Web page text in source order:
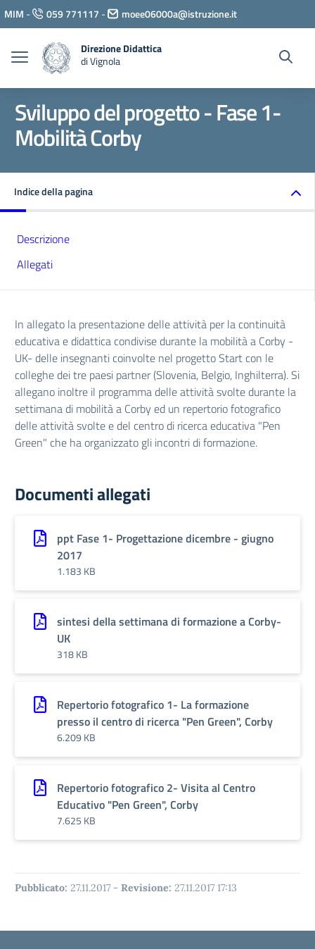
Vai ai contenuti
Vai al menu di navigazione
Vai al footer
MIM - 059 771117 - moee06000a@istruzione.it
Direzione Didattica
di Vignola
Sviluppo del progetto - Fase 1-
Mobilità Corby
Indice della pagina
Descrizione
Allegati
In allegato la presentazione delle attività per la continuità
educativa e didattica condivise durante la mobilità a Corby -
UK- delle insegnanti coinvolte nel progetto Start con le
colleghe dei tre paesi partner (Slovenia, Belgio, Inghilterra). Si
allegano inoltre il programma delle attività svolte durante la
settimana di mobilità a Corby ed un repertorio fotografico
delle attività svolte e del centro di ricerca educativa "Pen
Green" che ha organizzato gli incontri di formazione.
Documenti allegati
ppt Fase 1- Progettazione dicembre - giugno
2017
1.183 KB
sintesi della settimana di formazione a Corby-
UK
318 KB
Repertorio fotografico 1- La formazione
presso il centro di ricerca "Pen Green", Corby
6.209 KB
Repertorio fotografico 2- Visita al Centro
Educativo "Pen Green", Corby
7.625 KB
Pubblicato: 27.11.2017 - Revisione: 27.11.2017 17:13